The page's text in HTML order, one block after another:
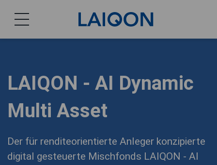
LAIQON
LAIQON - AI Dynamic
Multi Asset
Der für renditeorientierte Anleger konzipierte
digital gesteuerte Mischfonds LAIQON - AI